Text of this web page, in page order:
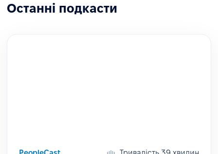
Останні подкасти